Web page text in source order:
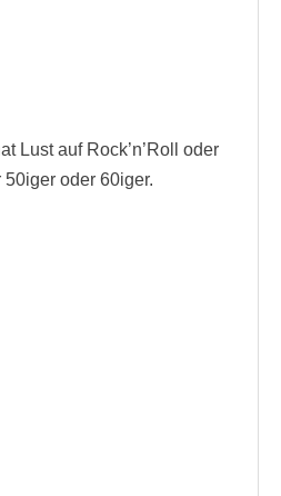
Lust auf Rock’n’Roll oder
oder 60iger.